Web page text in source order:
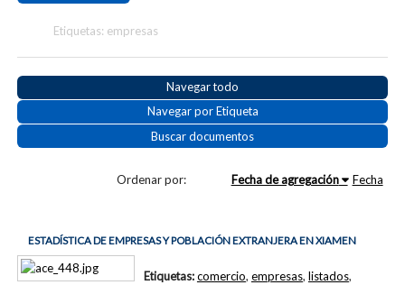
Etiquetas: empresas
Navegar todo
Navegar por Etiqueta
Buscar documentos
Ordenar por: Fecha de agregación Fecha
ESTADÍSTICA DE EMPRESAS Y POBLACIÓN EXTRANJERA EN XIAMEN
Etiquetas:comercio, empresas, listados,